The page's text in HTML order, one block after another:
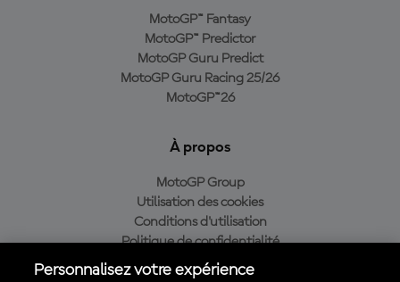
MotoGP™ Fantasy
MotoGP™ Predictor
MotoGP Guru Predict
MotoGP Guru Racing 25/26
MotoGP™26
À propos
MotoGP Group
Utilisation des cookies
Conditions d'utilisation
Politique de confidentialité
Politique d’achat
Personnalisez votre expérience